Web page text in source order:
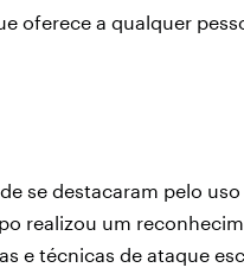
oferece a qualquer
se destacaram pelo
realizou um
e técnicas de ataque